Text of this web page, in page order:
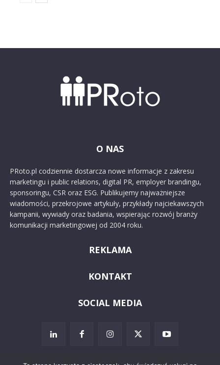
O NAS
PRoto.pl codziennie dostarcza nowe informacje z zakresu
marketingu i public relations, digital PR, employer brandingu,
sponsoringu, CSR oraz ESG. Publikujemy najważniejsze
wiadomości, przekrojowe artykuły, przykłady najciekawszych
kampanii, wywiady oraz badania, wspierając rozwój branży
komunikacji marketingowej od 2004 roku.
REKLAMA
KONTAKT
SOCIAL MEDIA